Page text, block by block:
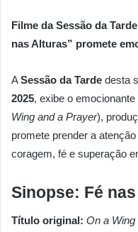
Filme da Sessão da
nas Alturas” promete
ASessão da Tarde desta
2025, exibe o
Wing and a Prayer),
promete prender a
coragem, fé e superação
Sinopse: Fé
Título original: On a